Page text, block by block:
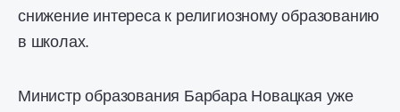
снижение интереса к религиозному образованию
в школах.
Министр образования Барбара Новацкая уже